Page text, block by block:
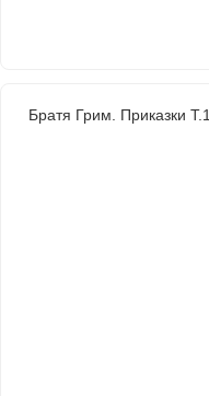
Братя Грим. Приказки Т.1